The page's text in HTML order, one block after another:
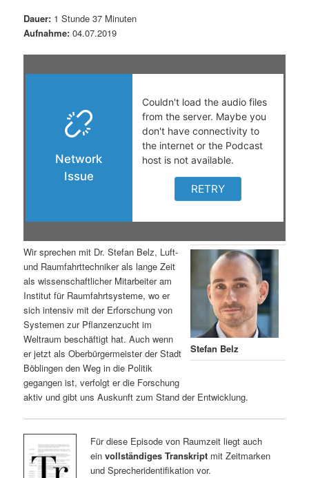
t
s
n
a
l
g
e
n
Dauer: 1 Stunde 37 Minuten
Aufnahme: 04.07.2019
Stefan Belz
Wir sprechen mit Dr. Stefan Belz, Luft-
und Raumfahrttechniker als lange Zeit
als wissenschaftlicher Mitarbeiter am
Institut für Raumfahrtsysteme, wo er
sich intensiv mit der Erforschung von
Systemen zur Pflanzenzucht im
Weltraum beschäftigt hat. Auch wenn
er jetzt als Oberbürgermeister der Stadt
Böblingen den Weg in die Politik
gegangen ist, verfolgt er die Forschung
aktiv und gibt uns Auskunft zum Stand der Entwicklung.
Für diese Episode von Raumzeit liegt auch
ein vollständiges Transkriptmit Zeitmarken
und Sprecheridentifikation vor.